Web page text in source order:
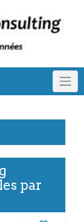
par